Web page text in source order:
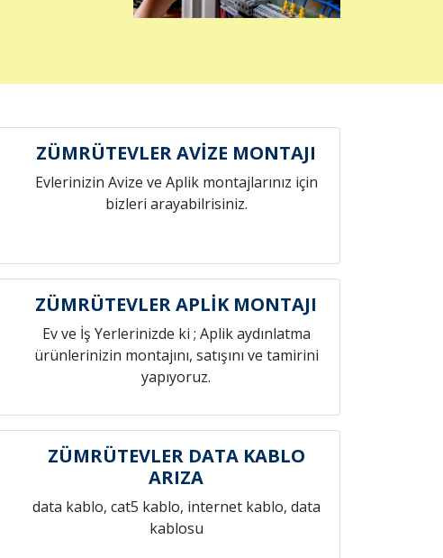
ZÜMRÜTEVLER AVİZE MONTAJI
Evlerinizin Avize ve Aplik montajlarınız için
bizleri arayabilrisiniz.
ZÜMRÜTEVLER APLİK MONTAJI
Ev ve İş Yerlerinizde ki ; Aplik aydınlatma
ürünlerinizin montajını, satışını ve tamirini
yapıyoruz.
ZÜMRÜTEVLER DATA KABLO
ARIZA
data kablo, cat5 kablo, internet kablo, data
kablosu